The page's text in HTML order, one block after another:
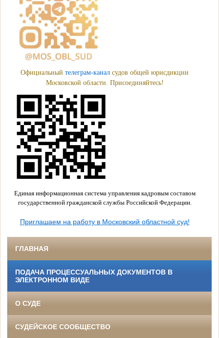
Официальный телеграм-канал судов общей юрисдикции
Московской области. Присоединяйтесь!
Единая информационная система управления кадровым составом
государственной гражданской службы Российской Федерации.
Приглашаем на работу в Московский областной суд!
ГЛАВНАЯ
ПОДАЧА ПРОЦЕССУАЛЬНЫХ ДОКУМЕНТОВ В
ЭЛЕКТРОННОМ ВИДЕ
О СУДЕ
СУДЕЙСКОЕ СООБЩЕСТВО